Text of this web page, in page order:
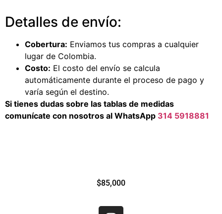
Detalles de envío:
Cobertura: Enviamos tus compras a cualquier
lugar de Colombia.
Costo: El costo del envío se calcula
automáticamente durante el proceso de pago y
varía según el destino.
Si tienes dudas sobre las tablas de medidas
comunícate con nosotros al WhatsApp 314 5918881
$85,000